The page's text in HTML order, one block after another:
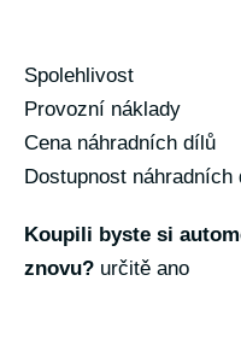
Spolehlivost
Provozní náklady
Cena náhradních dílů
Dostupnost náhradních
Koupili byste si
znovu? určitě ano